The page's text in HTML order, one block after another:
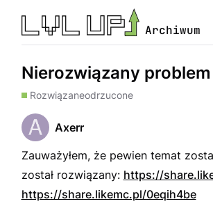
Archiwum
Nierozwiązany problem
Rozwiązaneodrzucone
Axerr
Zauważyłem, że pewien temat
został rozwiązany: https://
https://share.likemc.pl/0eqih4be